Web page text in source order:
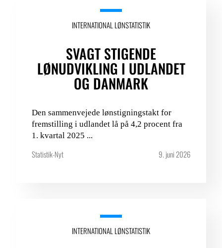
INTERNATIONAL LØNSTATISTIK
SVAGT STIGENDE
LØNUDVIKLING I UDLANDET
OG DANMARK
Den sammenvejede lønstigningstakt for
fremstilling i udlandet lå på 4,2 procent fra
1. kvartal 2025 ...
Statistik-Nyt 9. juni 2026
INTERNATIONAL LØNSTATISTIK